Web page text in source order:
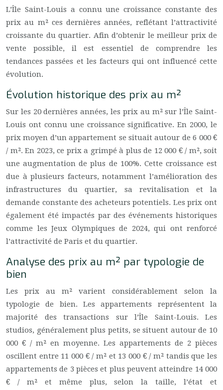
L’Île Saint-Louis a connu une croissance constante des
prix au m² ces dernières années, reflétant l’attractivité
croissante du quartier. Afin d’obtenir le meilleur prix de
vente possible, il est essentiel de comprendre les
tendances passées et les facteurs qui ont influencé cette
évolution.
Évolution historique des prix au m²
Sur les 20 dernières années, les prix au m² sur l’Île Saint-
Louis ont connu une croissance significative. En 2000, le
prix moyen d’un appartement se situait autour de 6 000 €
/ m². En 2023, ce prix a grimpé à plus de 12 000 € / m², soit
une augmentation de plus de 100%. Cette croissance est
due à plusieurs facteurs, notamment l’amélioration des
infrastructures du quartier, sa revitalisation et la
demande constante des acheteurs potentiels. Les prix ont
également été impactés par des événements historiques
comme les Jeux Olympiques de 2024, qui ont renforcé
l’attractivité de Paris et du quartier.
Analyse des prix au m² par typologie de
bien
Les prix au m² varient considérablement selon la
typologie de bien. Les appartements représentent la
majorité des transactions sur l’Île Saint-Louis. Les
studios, généralement plus petits, se situent autour de 10
000 € / m² en moyenne. Les appartements de 2 pièces
oscillent entre 11 000 € / m² et 13 000 € / m² tandis que les
appartements de 3 pièces et plus peuvent atteindre 14 000
€ / m² et même plus, selon la taille, l’état et